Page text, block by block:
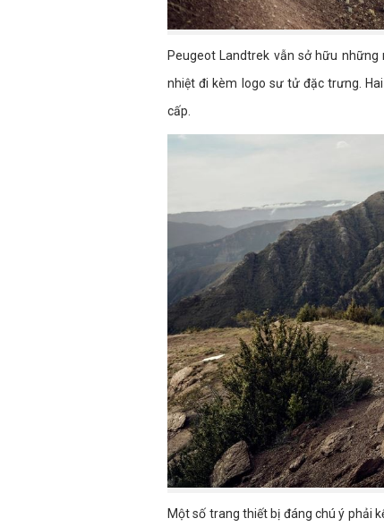
Peugeot Landtrek vẫn sở hữu
nhiệt đi kèm logo sư tử đặc trưng.
cấp.
Một số trang thiết bị đáng chú ý phải